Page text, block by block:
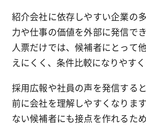
紹介会社に依存しやすい企業の
力や仕事の価値を外部に発信で
人票だけでは、候補者にとって
えにくく、条件比較になりやすく
採用広報や社員の声を発信する
前に会社を理解しやすくなりま
ない候補者にも接点を作れるた